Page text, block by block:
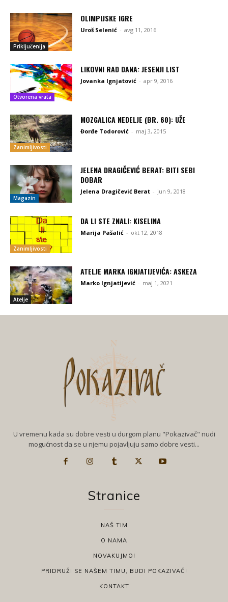
Priključenija
OLIMPIJSKE IGRE
Uroš Selenić - avg 11, 2016
Otvorena vrata
LIKOVNI RAD DANA: JESENJI LIST
Jovanka Ignjatović - apr 9, 2016
Zanimljivosti
MOZGALICA NEDELJE (BR. 60): UŽE
Đorđe Todorović - maj 3, 2015
Magazin
JELENA DRAGIČEVIĆ BERAT: BITI SEBI
DOBAR
Jelena Dragičević Berat - jun 9, 2018
Zanimljivosti
DA LI STE ZNALI: KISELINA
Marija Pašalić - okt 12, 2018
Atelje
ATELJE MARKA IGNJATIJEVIĆA: ASKEZA
Marko Ignjatijević - maj 1, 2021
U vremenu kada su dobre vesti u durgom planu "Pokazivač" nudi
mogućnost da se u njemu pojavljuju samo dobre vesti...
Stranice
NAŠ TIM
O NAMA
NOVAKUJMO!
PRIDRUŽI SE NAŠEM TIMU, BUDI POKAZIVAČ!
KONTAKT